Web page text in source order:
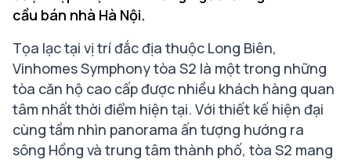
cầu bán nhà Hà Nội.
Tọa lạc tại vị trí đắc địa thuộc Long Biên,
Vinhomes Symphony tòa S2 là một trong những
tòa căn hộ cao cấp được nhiều khách hàng quan
tâm nhất thời điểm hiện tại. Với thiết kế hiện đại
cùng tầm nhìn panorama ấn tượng hướng ra
sông Hồng và trung tâm thành phố, tòa S2 mang